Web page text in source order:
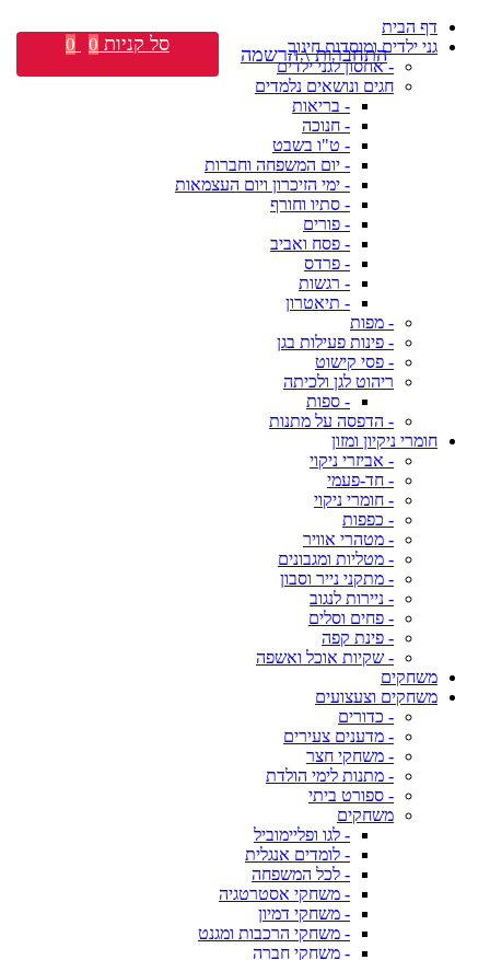
דף הבית
גני ילדים ומוסדות חינוך
- אחסון לגני ילדים
חגים ונושאים נלמדים
- בריאות
- חנוכה
- ט"ו בשבט
- יום המשפחה וחברות
- ימי הזיכרון ויום העצמאות
- סתיו וחורף
- פורים
- פסח ואביב
- פרדס
- רגשות
- תיאטרון
- מפות
- פינות פעילות בגן
- פסי קישוט
ריהוט לגן ולכיתה
- ספות
- הדפסה על מתנות
חומרי ניקיון ומזון
- אביזרי ניקוי
- חד-פעמי
- חומרי ניקוי
- כפפות
- מטהרי אוויר
- מטליות ומגבונים
- מתקני נייר וסבון
- ניירות לנגוב
- פחים וסלים
- פינת קפה
- שקיות אוכל ואשפה
משחקים
משחקים וצעצועים
- כדורים
- מדענים צעירים
- משחקי חצר
- מתנות לימי הולדת
- ספורט ביתי
משחקים
- לגו ופליימוביל
- לומדים אנגלית
- לכל המשפחה
- משחקי אסטרטגיה
- משחקי דמיון
- משחקי הרכבות ומגנט
- משחקי חברה
התחברות \ הרשמה סל קניות 0
0